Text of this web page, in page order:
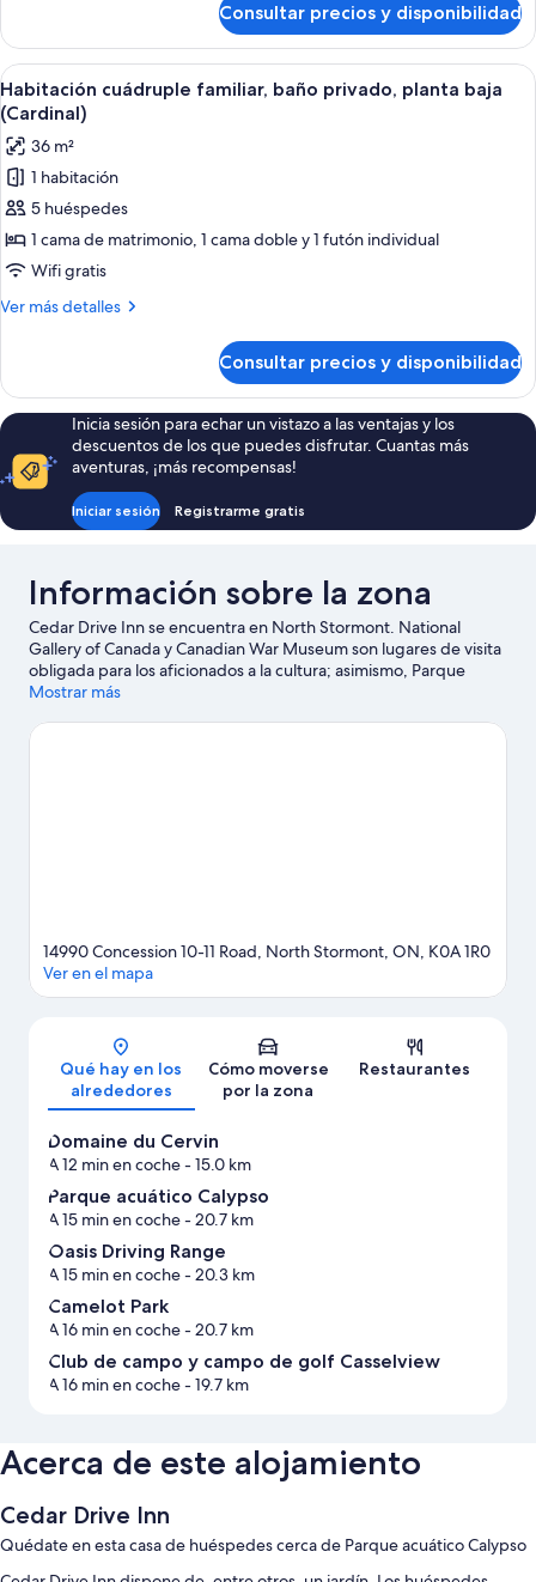
baño
privado
(Blue
Jay)
cuádruple,
habitación,
baño
privado
(Blue
Jay)
Consultar precios y disponibilidad
Abrir
todas
las
fotos
de
Habitación
cuádruple
familiar,
baño
baja
(Cardinal)
Un espacio habitable compacto con
10
Habitación cuádruple familiar, baño privado, planta baja
(Cardinal)
36 m²
1 habitación
5 huéspedes
1 cama de matrimonio, 1 cama doble y 1 futón individual
Wifi gratis
Ver más detalles
Más
cuádruple
familiar,
baño
privado,
planta
(Cardinal)
Consultar precios y disponibilidad
Inicia sesión para echar un vistazo a las ventajas y los
descuentos de los que puedes disfrutar. Cuantas más
aventuras, ¡más recompensas!
Iniciar sesión Registrarme gratis
Información sobre la zona
Cedar Drive Inn se encuentra en North Stormont. National
Gallery of Canada y Canadian War Museum son lugares de visita
obligada para los aficionados a la cultura; asimismo, Parque
acuático Calypso es uno de los principales atractivos turísticos
University of Ottawa. Dedica algo de tiempo a descubrir cuáles
Mostrar más
Mapa
14990 Concession 10-11 Road, North Stormont, ON, K0A 1R0
Ver en el mapa
Qué hay en los
alrededores
Cómo moverse
por la zona
Restaurantes
Domaine du Cervin
A 12 min en coche- 15.0 km
Parque acuático Calypso
A 15 min en coche- 20.7 km
Oasis Driving Range
A 15 min en coche- 20.3 km
Camelot Park
A 16 min en coche- 20.7 km
Club de campo y campo de golf Casselview
A 16 min en coche- 19.7 km
Acerca de este alojamiento
Cedar Drive Inn
Quédate en esta casa de huéspedes cerca de Parque acuático Calypso